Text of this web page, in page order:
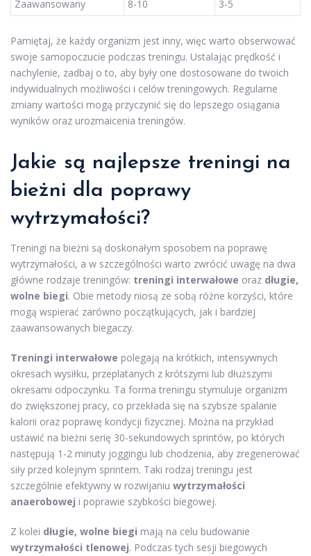
Zaawansowany 8-10 3-5
Pamiętaj, że każdy organizm jest inny, więc warto obserwować
swoje samopoczucie podczas treningu. Ustalając prędkość i
nachylenie, zadbaj o to, aby były one dostosowane do twoich
indywidualnych możliwości i celów treningowych. Regularne
zmiany wartości mogą przyczynić się do lepszego osiągania
wyników oraz urozmaicenia treningów.
Jakie są najlepsze treningi na
bieżni dla poprawy
wytrzymałości?
Treningi na bieżni są doskonałym sposobem na poprawę
wytrzymałości, a w szczególności warto zwrócić uwagę na dwa
główne rodzaje treningów: treningi interwałowe oraz długie,
wolne biegi. Obie metody niosą ze sobą różne korzyści, które
mogą wspierać zarówno początkujących, jak i bardziej
zaawansowanych biegaczy.
Treningi interwałowe polegają na krótkich, intensywnych
okresach wysiłku, przeplatanych z krótszymi lub dłuższymi
okresami odpoczynku. Ta forma treningu stymuluje organizm
do zwiększonej pracy, co przekłada się na szybsze spalanie
kalorii oraz poprawę kondycji fizycznej. Można na przykład
ustawić na bieżni serię 30-sekundowych sprintów, po których
następują 1-2 minuty joggingu lub chodzenia, aby zregenerować
siły przed kolejnym sprintem. Taki rodzaj treningu jest
szczególnie efektywny w rozwijaniu wytrzymałości
anaerobowej i poprawie szybkości biegowej.
Z kolei długie, wolne biegi mają na celu budowanie
wytrzymałości tlenowej. Podczas tych sesji biegowych